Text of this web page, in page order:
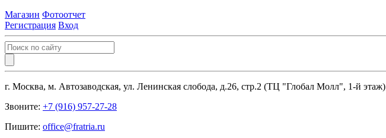
Магазин Фотоотчет
Регистрация Вход
г. Москва, м. Автозаводская, ул. Ленинская слобода, д.26, стр.2 (ТЦ "Глобал Молл", 1-й этаж)
Звоните: +7 (916) 957-27-28
Пишите: office@fratria.ru